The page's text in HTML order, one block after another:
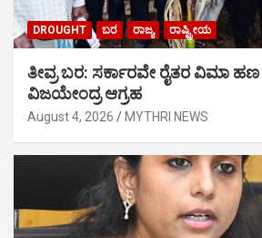
DROUGHT ಬರ ರಾಜ್ಯ ರಾಷ್ಟ್ರೀಯ
ತೀವ್ರ ಬರ: ಸರ್ಕಾರವೇ ರೈತರ ವಿಮಾ
ವಿಜಯೇಂದ್ರ ಆಗ್ರಹ
August 4, 2026 MYTHRI NEWS